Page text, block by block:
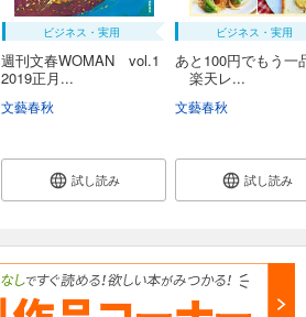
総合
ビジネス・実用
週刊文春WOMAN vol.1
2019正月...
文藝春秋
試し読み
ビジネス・実用
あと100円でもう一
楽天レ...
文藝春秋
試し読み